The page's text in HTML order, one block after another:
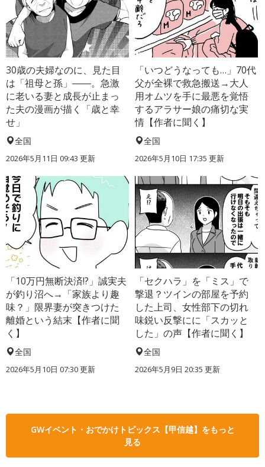
30歳の夫婦なのに、見た目
は「祖母と孫」――。急激
に老いる妻と成長が止まっ
た夫の漫画が描く「歳と幸
せ」
全国
2026年5月11日 09:43 更新
「いつどうなっても…」70代
父が全裸で救急搬送→大人
用オムツを手に最悪を覚悟
するアラサー娘の痛切な実
情【作者に聞く】
全国
2026年5月10日 17:35 更新
「10万円無断決済!?」誠実夫
が釣り沼へ→「家族より趣
味？」限界妻が突きつけた
離婚という結末【作者に聞
く】
全国
2026年5月10日 07:30 更新
「セクハラ」を「ミス」で
撃退？ツインの部屋を予約
した上司、女性部下の切れ
味鋭い反撃にに「スカッと
した」の声【作者に聞く】
全国
2026年5月9日 20:35 更新
GWイベント・おでかけトピックス【甲信越】をもっと
見る